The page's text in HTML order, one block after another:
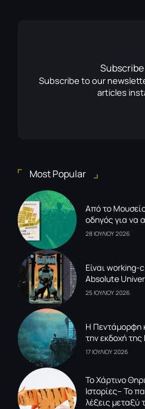
Subscribe to our
articles
Most Popular
Από το
οδηγός για να
28 ΙΟΥΛΙΟΥ 2026
Είναι working-
Absolute
25 ΙΟΥΛΙΟΥ 2026
Η Πεντάμορφη
την εκδοχή της
17 ΙΟΥΛΙΟΥ 2026
To Xάρτινο
Ιστορίες– Το
λέξεις μεταξύ